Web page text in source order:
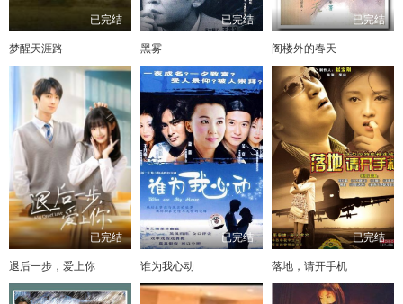
已完结
梦醒天涯路
已完结
黑雾
已完结
阁楼外的春天
已完结
退后一步，爱上你
已完结
谁为我心动
已完结
落地，请开手机